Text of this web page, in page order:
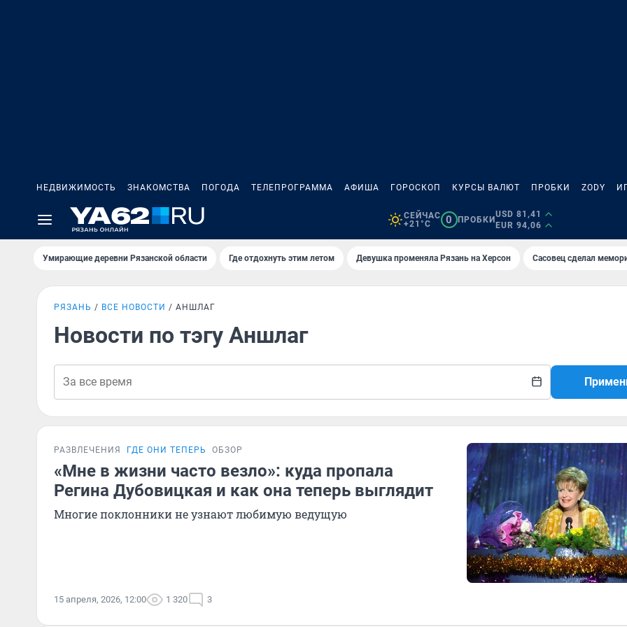
НЕДВИЖИМОСТЬ ЗНАКОМСТВА ПОГОДА ТЕЛЕПРОГРАММА АФИША ГОРОСКОП КУРСЫ ВАЛЮТ ПРОБКИ ZODY
СЕЙЧАС
+21°C
0 ПРОБКИ
USD 81,41
EUR 94,06
Умирающие деревни Рязанской области Где отдохнуть этим летом Девушка променяла Рязань на Херсон Сасовец сделал
РЯЗАНЬ ВСЕ НОВОСТИ АНШЛАГ
Новости по тэгу Аншлаг
РАЗВЛЕЧЕНИЯ ГДЕ ОНИ ТЕПЕРЬ ОБЗОР
«Мне в жизни часто везло»: куда пропала
Регина Дубовицкая и как она теперь выглядит
Многие поклонники не узнают любимую ведущую
15 апреля, 2026, 12:00 1 320 3